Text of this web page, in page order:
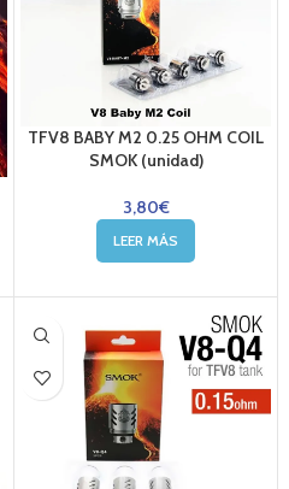
TFV8 BABY M2 0.25 OHM COIL
SMOK (unidad)
3,80€
LEER MÁS